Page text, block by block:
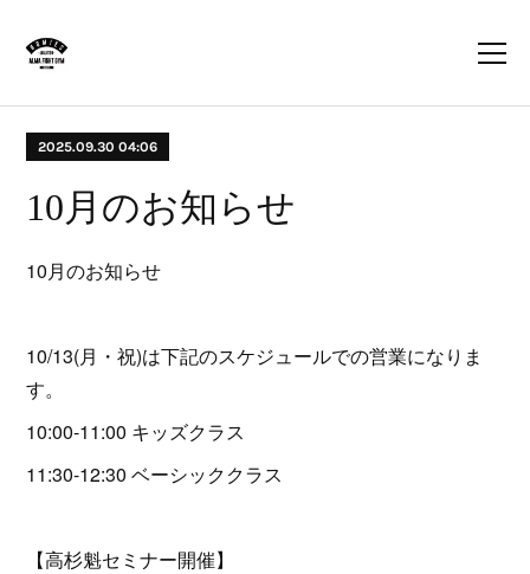
2025.09.30 04:06
10月のお知らせ
10月のお知らせ
10/13(月・祝)は下記のスケジュールでの営業になりま
す。
10:00-11:00 キッズクラス
11:30-12:30 ベーシッククラス
【高杉魁セミナー開催】